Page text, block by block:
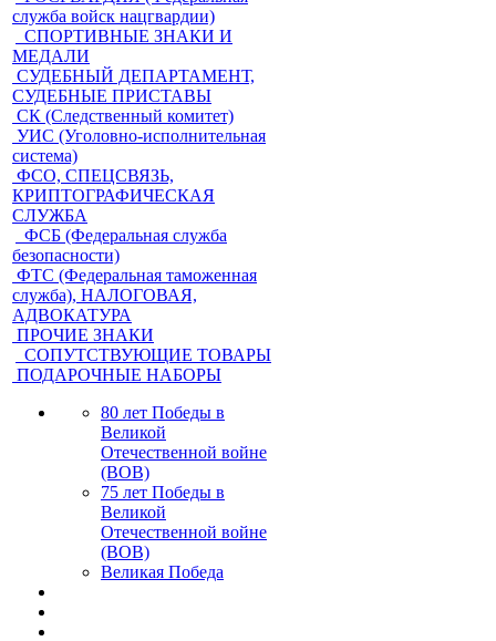
служба войск нацгвардии)
СПОРТИВНЫЕ ЗНАКИ И
МЕДАЛИ
СУДЕБНЫЙ ДЕПАРТАМЕНТ,
СУДЕБНЫЕ ПРИСТАВЫ
СК (Следственный комитет)
УИС (Уголовно-исполнительная
система)
ФСО, СПЕЦСВЯЗЬ,
КРИПТОГРАФИЧЕСКАЯ
СЛУЖБА
ФСБ (Федеральная служба
безопасности)
ФТС (Федеральная таможенная
служба), НАЛОГОВАЯ,
АДВОКАТУРА
ПРОЧИЕ ЗНАКИ
СОПУТСТВУЮЩИЕ ТОВАРЫ
ПОДАРОЧНЫЕ НАБОРЫ
80 лет Победы в
Великой
Отечественной войне
(ВОВ)
75 лет Победы в
Великой
Отечественной войне
(ВОВ)
Великая Победа